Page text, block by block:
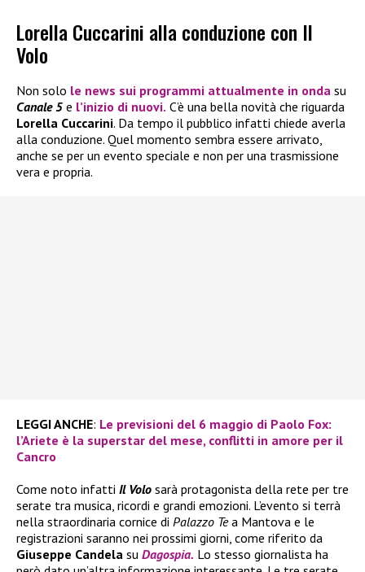
Lorella Cuccarini alla conduzione con Il
Volo
Non solo le news sui programmi attualmente in onda su
Canale 5 e l’inizio di nuovi. C’è una bella novità che riguarda
Lorella Cuccarini. Da tempo il pubblico infatti chiede averla
alla conduzione. Quel momento sembra essere arrivato,
anche se per un evento speciale e non per una trasmissione
vera e propria.
LEGGI ANCHE: Le previsioni del 6 maggio di Paolo Fox:
l’Ariete è la superstar del mese, conflitti in amore per il
Cancro
Come noto infatti Il Volo sarà protagonista della rete per tre
serate tra musica, ricordi e grandi emozioni. L’evento si terrà
nella straordinaria cornice di Palazzo Tea Mantova e le
registrazioni saranno nei prossimi giorni, come riferito da
Giuseppe Candela su Dagospia. Lo stesso giornalista ha